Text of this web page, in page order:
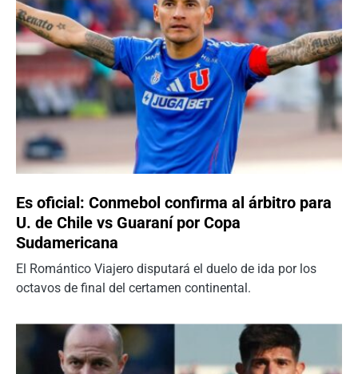
Es oficial: Conmebol confirma al árbitro para
U. de Chile vs Guaraní por Copa
Sudamericana
El Romántico Viajero disputará el duelo de ida por los
octavos de final del certamen continental.